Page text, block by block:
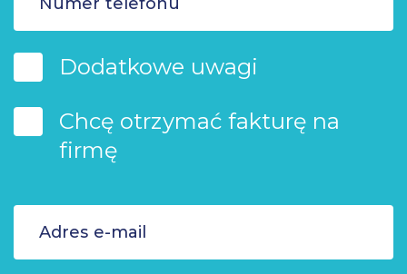
Dodatkowe uwagi
Chcę otrzymać fakturę na
firmę